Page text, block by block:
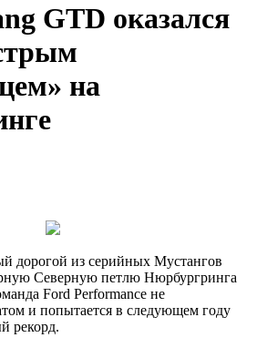
GTD оказался
на
из серийных Мустангов
Северную петлю Нюрбургринга
Ford Performance не
и попытается в следующем году
рекорд.